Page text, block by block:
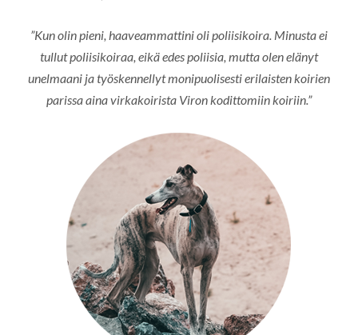
”Kun olin pieni, haaveammattini oli poliisikoira. Minusta ei
tullut poliisikoiraa, eikä edes poliisia, mutta olen elänyt
unelmaani ja työskennellyt monipuolisesti erilaisten koirien
parissa aina virkakoirista Viron kodittomiin koiriin.”